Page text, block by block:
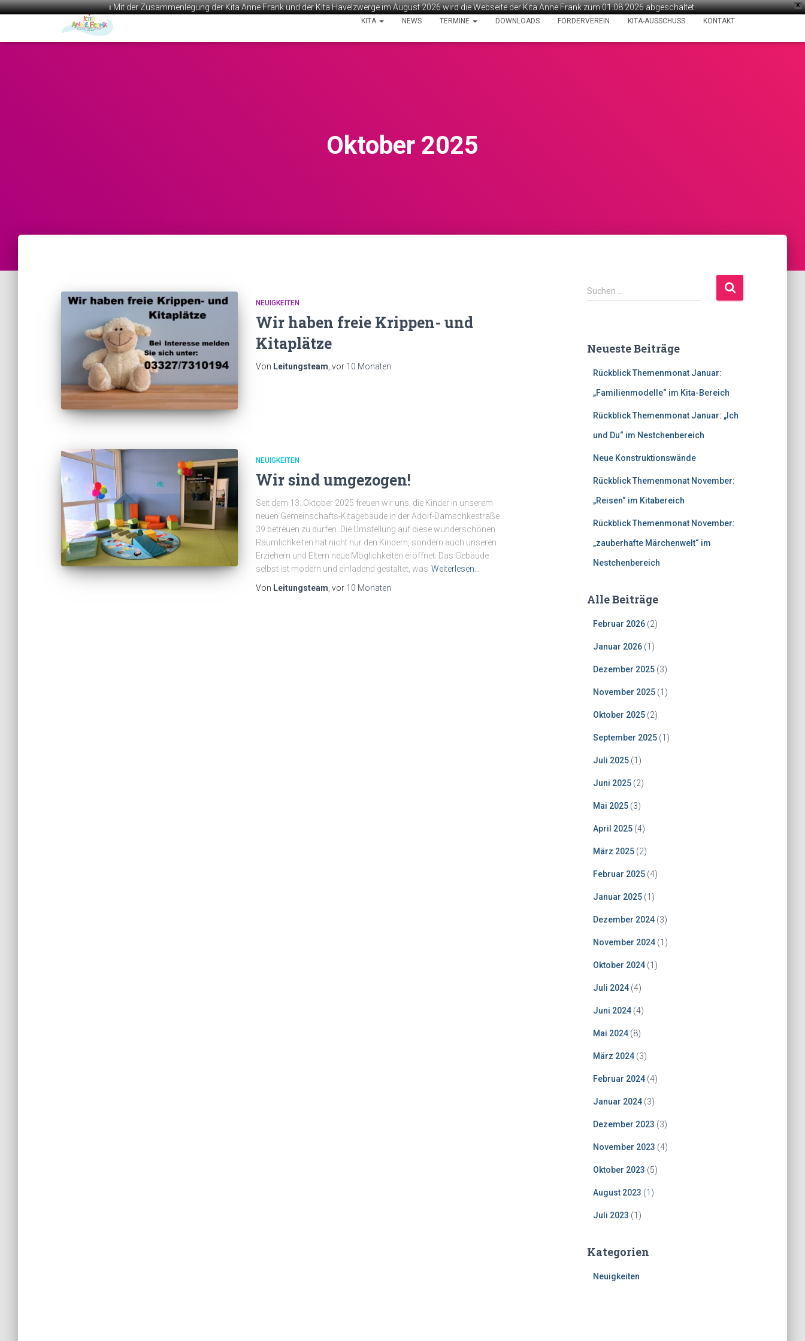
X
ℹ️ Mit der Zusammenlegung der Kita Anne Frank und der Kita Havelzwerge im August 2026 wird die Webseite der Kita Anne Frank zum 01.08.2026 abgeschaltet.
KITA NEWS TERMINE DOWNLOADS FÖRDERVEREIN KITA-AUSSCHUSS KONTAKT
Oktober 2025
NEUIGKEITEN
Wir haben freie Krippen- und
Kitaplätze
Von Leitungsteam , vor 10 Monaten
NEUIGKEITEN
Wir sind umgezogen!
Seit dem 13. Oktober 2025 freuen wir uns, die Kinder in unserem
neuen Gemeinschafts-Kitagebäude in der Adolf-Damschkestraße
39 betreuen zu dürfen. Die Umstellung auf diese wunderschönen
Räumlichkeiten hat nicht nur den Kindern, sondern auch unseren
Erziehern und Eltern neue Möglichkeiten eröffnet. Das Gebäude
selbst ist modern und einladend gestaltet, was Weiterlesen…
Von Leitungsteam , vor 10 Monaten
S
u
n
Suchen …
Neueste Beiträge
Rückblick Themenmonat Januar:
„Familienmodelle“ im Kita-Bereich
Rückblick Themenmonat Januar: „Ich
und Du“ im Nestchenbereich
Neue Konstruktionswände
Rückblick Themenmonat November:
„Reisen“ im Kitabereich
Rückblick Themenmonat November:
„zauberhafte Märchenwelt“ im
Nestchenbereich
Alle Beiträge
Februar 2026(2)
Januar 2026(1)
Dezember 2025(3)
November 2025(1)
Oktober 2025(2)
September 2025(1)
Juli 2025(1)
Juni 2025(2)
Mai 2025(3)
April 2025(4)
März 2025(2)
Februar 2025(4)
Januar 2025(1)
Dezember 2024(3)
November 2024(1)
Oktober 2024(1)
Juli 2024(4)
Juni 2024(4)
Mai 2024(8)
März 2024(3)
Februar 2024(4)
Januar 2024(3)
Dezember 2023 (3)
November 2023 (4)
Oktober 2023 (5)
August 2023 (1)
Juli 2023 (1)
Kategorien
Neuigkeiten